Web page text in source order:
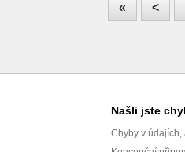
« <
Našli jste
Chyby v údajích,